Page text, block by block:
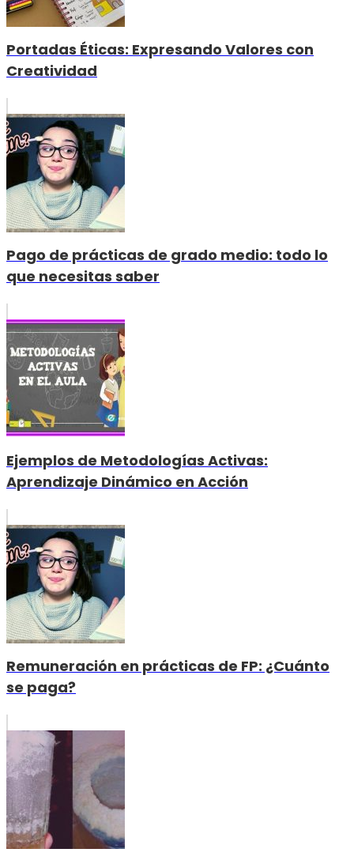
Portadas Éticas: Expresando Valores con
Creatividad
Pago de prácticas de grado medio: todo lo
que necesitas saber
Ejemplos de Metodologías Activas:
Aprendizaje Dinámico en Acción
Remuneración en prácticas de FP: ¿Cuánto
se paga?